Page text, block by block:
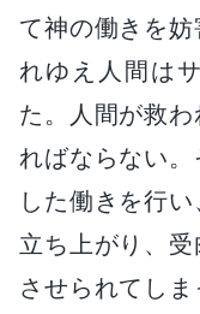
て神の働きを
れゆえ人間は
た。人間が救
ればならない
した働きを行
立ち上がり、
させられてし